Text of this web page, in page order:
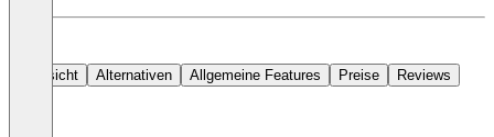
Übersicht Alternativen Allgemeine Features Preise Reviews